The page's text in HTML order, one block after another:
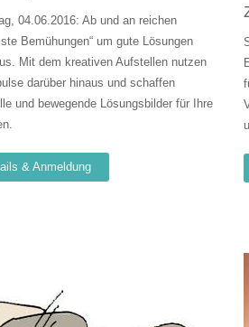
04.06.2016: Ab und an reichen
Bemühungen“ um gute Lösungen
Mit dem kreativen Aufstellen nutzen
darüber hinaus und schaffen
und bewegende Lösungsbilder für Ihre
& Anmeldung